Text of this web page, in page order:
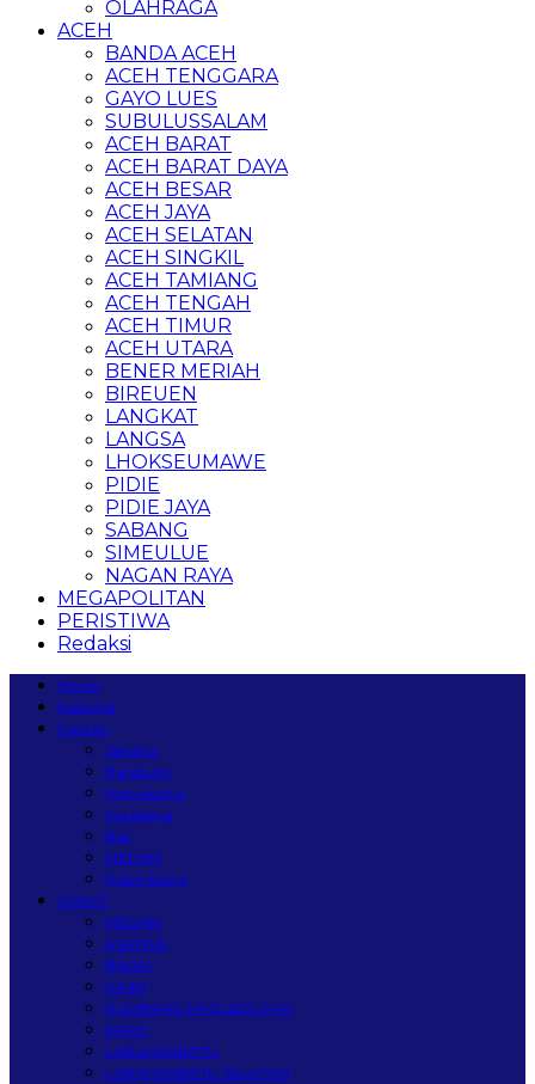
OLAHRAGA
ACEH
BANDA ACEH
ACEH TENGGARA
GAYO LUES
SUBULUSSALAM
ACEH BARAT
ACEH BARAT DAYA
ACEH BESAR
ACEH JAYA
ACEH SELATAN
ACEH SINGKIL
ACEH TAMIANG
ACEH TENGAH
ACEH TIMUR
ACEH UTARA
BENER MERIAH
BIREUEN
LANGKAT
LANGSA
LHOKSEUMAWE
PIDIE
PIDIE JAYA
SABANG
SIMEULUE
NAGAN RAYA
MEGAPOLITAN
PERISTIWA
Redaksi
Home
Nasional
Daerah
Jakarta
Bandung
Yogyakarta
Surabaya
Bali
MEDAN
Palembang
SUMUT
MEDAN
ASAHAN
BINJAI
DAIRI
HUMBANG HASUNDUTAN
KARO
LABUHANBATU
LABUHANBATU SELATAN